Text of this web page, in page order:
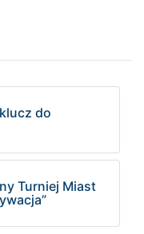
do
Turniej Miast